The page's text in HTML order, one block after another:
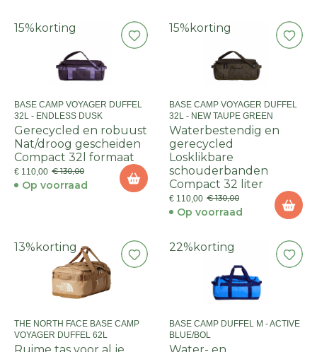
15% korting
BASE CAMP VOYAGER DUFFEL
32L - ENDLESS DUSK
Gerecycled en robuust
Nat/droog gescheiden
Compact 32l formaat
€ 110,00 € 130,00
Op voorraad
15% korting
BASE CAMP VOYAGER DUFFEL
32L - NEW TAUPE GREEN
Waterbestendig en
gerecycled
Losklikbare
schouderbanden
Compact 32 liter
€ 110,00 € 130,00
Op voorraad
13% korting
THE NORTH FACE BASE CAMP
VOYAGER DUFFEL 62L
22% korting
BASE CAMP DUFFEL M - ACTIVE
BLUE/BOL